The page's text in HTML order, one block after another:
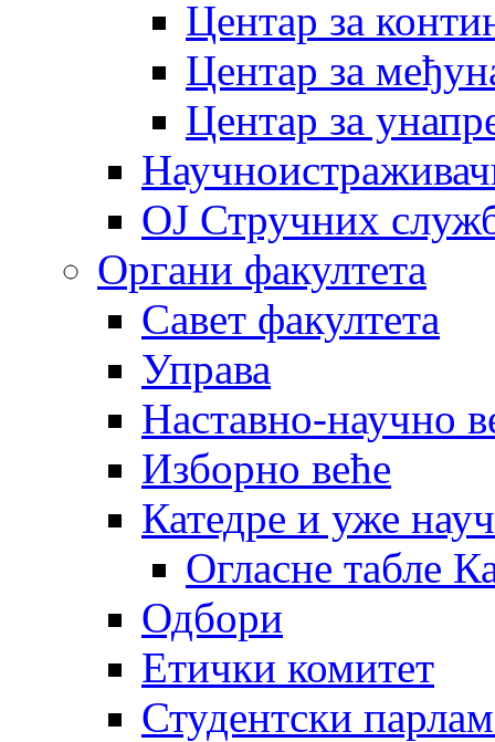
Центар за
Центар за
Центар за
OJ Стручних
Органи факултета
Савет факултета
Управа
Наставно-научно
Изборно веће
Катедре и уже
Огласне табле
Одбори
Етички комитет
Студентски